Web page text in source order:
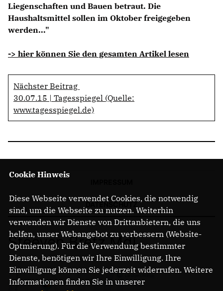
Liegenschaften und Bauen betraut. Die
Haushaltsmittel sollen im Oktober freigegeben
werden..."
-> hier können Sie den gesamten Artikel lesen
Nächster Beitrag
30.07.15 | Tagesspiegel (Quelle:
www.tagesspiegel.de)
Steeven Bretz MdL
Cookie Hinweis
Diese Webseite verwendet Cookies, die notwendig
sind, um die Webseite zu nutzen. Weiterhin
verwenden wir Dienste von Drittanbietern, die uns
helfen, unser Webangebot zu verbessern (Website-
Optmierung). Für die Verwendung bestimmter
Dienste, benötigen wir Ihre Einwilligung. Ihre
Einwilligung können Sie jederzeit widerrufen. Weitere
Informationen finden Sie in unserer